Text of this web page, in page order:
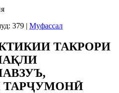
379 | Муфассал
ТАКРОРИ
ТАРҶУМОНӢ